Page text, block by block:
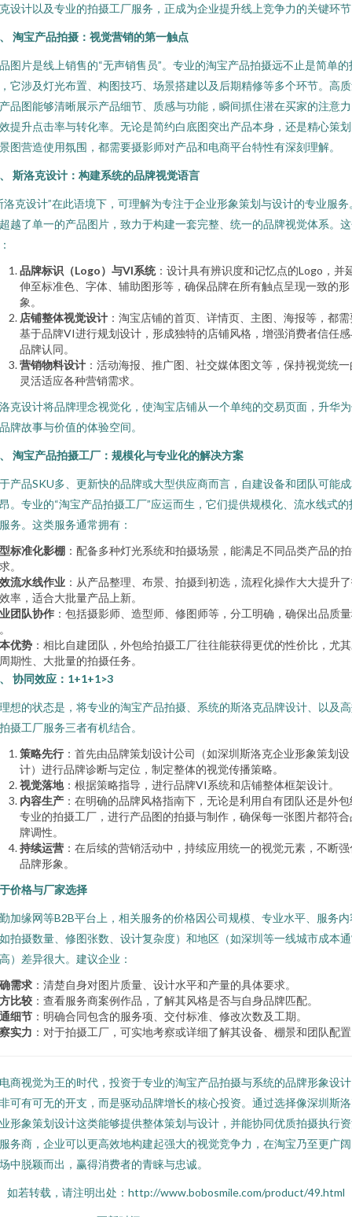
设计以及专业的拍摄工厂服务，正成为企业提升线上竞争力的关键环
淘宝产品拍摄：视觉营销的第一触点
图片是线上销售的“无声销售员”。专业的淘宝产品拍摄远不止是简单的
它涉及灯光布置、构图技巧、场景搭建以及后期精修等多个环节。高
品图能够清晰展示产品细节、质感与功能，瞬间抓住潜在买家的注意
提升点击率与转化率。无论是简约白底图突出产品本身，还是精心策
图营造使用氛围，都需要摄影师对产品和电商平台特性有深刻理解。
斯洛克设计：构建系统的品牌视觉语言
洛克设计”在此语境下，可理解为专注于企业形象策划与设计的专业服务
越了单一的产品图片，致力于构建一套完整、统一的品牌视觉体系。
品牌标识（Logo）与VI系统：设计具有辨识度和记忆点的Logo，并
伸至标准色、字体、辅助图形等，确保品牌在所有触点呈现一致的形
象。
店铺整体视觉设计 ：淘宝店铺的首页、详情页、主图、海报等，都
基于品牌VI进行规划设计，形成独特的店铺风格，增强消费者信任
品牌认同。
营销物料设计 ：活动海报、推广图、社交媒体图文等，保持视觉统一
灵活适应各种营销需求。
克设计将品牌理念视觉化，使淘宝店铺从一个单纯的交易页面，升华
牌故事与价值的体验空间。
淘宝产品拍摄工厂：规模化与专业化的解决方案
产品SKU多、更新快的品牌或大型供应商而言，自建设备和团队可能
。专业的“淘宝产品拍摄工厂”应运而生，它们提供规模化、流水线式的
务。这类服务通常拥有：
标准化影棚 ：配备多种灯光系统和拍摄场景，能满足不同品类产品的
。
流水线作业 ：从产品整理、布景、拍摄到初选，流程化操作大大提升
率，适合大批量产品上新。
团队协作 ：包括摄影师、造型师、修图师等，分工明确，确保出品质
优势 ：相比自建团队，外包给拍摄工厂往往能获得更优的性价比，尤
期性、大批量的拍摄任务。
协同效应：1+1+1>3
想的状态是，将专业的淘宝产品拍摄、系统的斯洛克品牌设计、以及
摄工厂服务三者有机结合。
策略先行 ：首先由品牌策划设计公司（如深圳斯洛克企业形象策划设
计）进行品牌诊断与定位，制定整体的视觉传播策略。
视觉落地：根据策略指导，进行品牌VI系统和店铺整体框架设计。
内容生产 ：在明确的品牌风格指南下，无论是利用自有团队还是外包
专业的拍摄工厂，进行产品图的拍摄与制作，确保每一张图片都符合
牌调性。
持续运营 ：在后续的营销活动中，持续应用统一的视觉元素，不断强
品牌形象。
价格与厂家选择
加缘网等B2B平台上，相关服务的价格因公司规模、专业水平、服务内
拍摄数量、修图张数、设计复杂度）和地区（如深圳等一线城市成本
）差异很大。建议企业：
需求 ：清楚自身对图片质量、设计水平和产量的具体要求。
比较 ：查看服务商案例作品，了解其风格是否与自身品牌匹配。
细节 ：明确合同包含的服务项、交付标准、修改次数及工期。
实力 ：对于拍摄工厂，可实地考察或详细了解其设备、棚景和团队配
商视觉为王的时代，投资于专业的淘宝产品拍摄与系统的品牌形象设
可有可无的开支，而是驱动品牌增长的核心投资。通过选择像深圳斯
形象策划设计这类能够提供整体策划与设计，并能协同优质拍摄执行
务商，企业可以更高效地构建起强大的视觉竞争力，在淘宝乃至更广
中脱颖而出，赢得消费者的青睐与忠诚。
如若转载，请注明出处：http://www.bobosmile.com/product/49.html